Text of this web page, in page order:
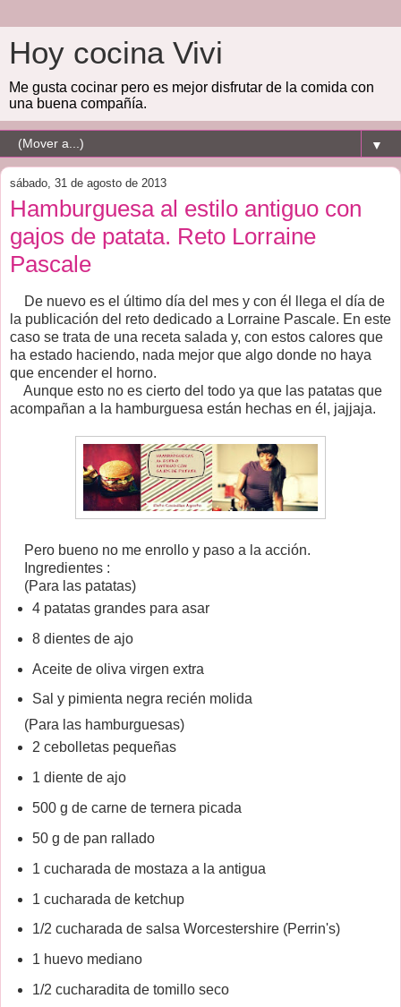
Hoy cocina Vivi
Me gusta cocinar pero es mejor disfrutar de la comida con
una buena compañía.
▼
sábado, 31 de agosto de 2013
Hamburguesa al estilo antiguo con
gajos de patata. Reto Lorraine
Pascale
De nuevo es el último día del mes y con él llega el día de
la publicación del reto dedicado a Lorraine Pascale. En este
caso se trata de una receta salada y, con estos calores que
ha estado haciendo, nada mejor que algo donde no haya
que encender el horno.
Aunque esto no es cierto del todo ya que las patatas que
acompañan a la hamburguesa están hechas en él, jajjaja.
Pero bueno no me enrollo y paso a la acción.
Ingredientes :
(Para las patatas)
4 patatas grandes para asar
8 dientes de ajo
Aceite de oliva virgen extra
Sal y pimienta negra recién molida
(Para las hamburguesas)
2 cebolletas pequeñas
1 diente de ajo
500 g de carne de ternera picada
50 g de pan rallado
1 cucharada de mostaza a la antigua
1 cucharada de ketchup
1/2 cucharada de salsa Worcestershire (Perrin's)
1 huevo mediano
1/2 cucharadita de tomillo seco